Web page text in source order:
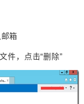
箱
件，点击“删除”